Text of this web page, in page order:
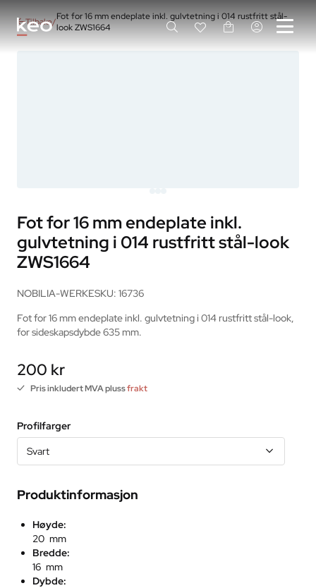
Tilbake Fot for 16 mm endeplate inkl. gulvtetning i 014 rustfritt stål-
look ZWS1664
Fot for 16 mm endeplate inkl.
gulvtetning i 014 rustfritt stål-look
ZWS1664
NOBILIA-WERKESKU: 16736
Fot for 16 mm endeplate inkl. gulvtetning i 014 rustfritt stål-look,
for sideskapsdybde 635 mm.
200 kr
Pris inkludert MVA plussfrakt
Profilfarger
Svart
Produktinformasjon
Høyde:
20 mm
Bredde:
16 mm
Dybde: